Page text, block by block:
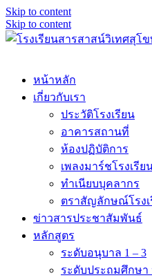
Skip to content
Skip to content
หน้าหลัก
เกี่ยวกับเรา
ประวัติโรงเรียน
อาคารสถานที่
ห้องปฏิบัติการ
เพลงมาร์ชโรงเรีย
ทำเนียบบุคลากร
ตราสัญลักษณ์โรงเ
ข่าวสารประชาสัมพันธ์
หลักสูตร
ระดับอนุบาล 1 – 3
ระดับประถมศึกษา